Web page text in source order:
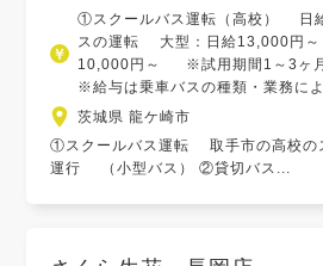
①スクールバス運転（高校） 日
スの運転 大型：日給13,000円
10,000円～ ※試用期間1～3ヶ月
※給与は乗車バスの種類・業務に
茨城県 龍ケ崎市
①スクールバス運転 取手市の高校の
運行 （小型バス） ②貸切バス...